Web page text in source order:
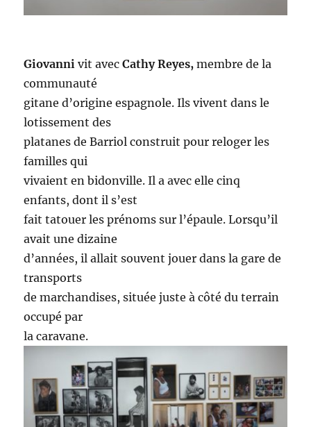
Giovanni vit avecCathy Reyes, membre de la
communauté
gitane d’origine espagnole. Ils vivent dans le
lotissement des
platanes de Barriol construit pour reloger les
familles qui
vivaient en bidonville. Il a avec elle cinq
enfants, dont il s’est
fait tatouer les prénoms sur l’épaule. Lorsqu’il
avait une dizaine
d’années, il allait souvent jouer dans la gare de
transports
de marchandises, située juste à côté du terrain
occupé par
la caravane.